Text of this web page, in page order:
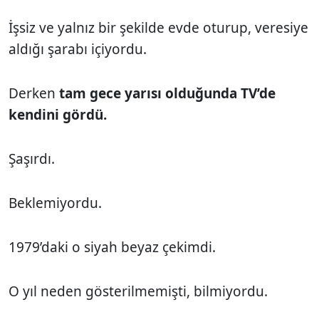
İşsiz ve yalnız bir şekilde evde oturup, veresiye
aldığı şarabı içiyordu.
Derken tam gece yarısı olduğunda TV’de
kendini gördü.
Şaşırdı.
Beklemiyordu.
1979’daki o siyah beyaz çekimdi.
O yıl neden gösterilmemişti, bilmiyordu.